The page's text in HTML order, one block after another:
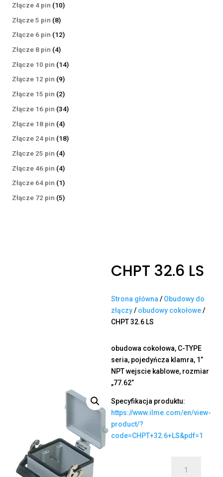
Złącze 4 pin 1010
Złącze 5 pin 88
produktów
Złącze 6 pin 1212
Złącze 8 pin 44
produkty
Złącze 10 pin 1414
Złącze 12 pin 99
produktów
Złącze 15 pin 22
produkty
Złącze 16 pin 3434
Złącze 18 pin 44
produkty
Złącze 24 pin 1818
Złącze 25 pin 44
produkty
Złącze 46 pin 44
produkty
Złącze 64 pin 11
produkt
Złącze 72 pin 55
CHPT 32.6 LS
Strona główna / Obudowy do
złączy/ obudowy cokołowe/
CHPT 32.6 LS
obudowa cokołowa, C-TYPE
seria, pojedyńcza klamra, 1”
NPT wejscie kablowe, rozmiar
„77.62”
Specyfikacja produktu:
https://www.ilme.com/en/view-
product/?
code=CHPT+32.6+LS&pdf=1
CHPT